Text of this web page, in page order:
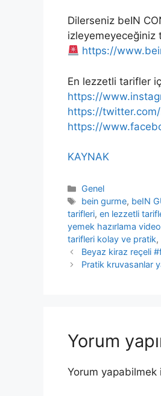
Dilerseniz beIN
izleyemeyeceğiniz
https://
En lezzetli tarifler
https://
https://
https://
KAYNAK
Kategoriler
Genel
Etiketler
bein gurme, beIN
tarifleri, en lezzetli
yemek hazırlama
tarifleri kolay ve pratik,
Beyaz kiraz reçeli
Pratik kruvasanlar
Yorum
Yorum yapabilmek